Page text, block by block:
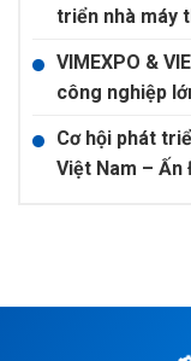
triển nhà máy
VIMEXPO &
công nghiệp
Cơ hội phát
Việt Nam – Ấn